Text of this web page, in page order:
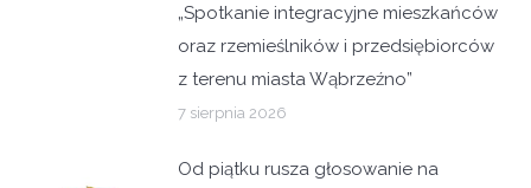
„Spotkanie integracyjne mieszkańców
oraz rzemieślników i przedsiębiorców
z terenu miasta Wąbrzeźno”
7 sierpnia 2026
Od piątku rusza głosowanie na